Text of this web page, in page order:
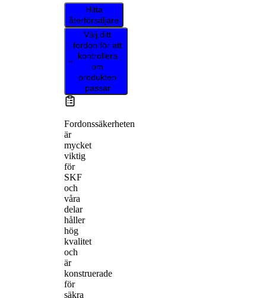
Hitta
återförsäljare
Välj ditt
fordon för att
kontrollera
om
produkten
passar
Fordonssäkerheten
är
mycket
viktig
för
SKF
och
våra
delar
håller
hög
kvalitet
och
är
konstruerade
för
säkra